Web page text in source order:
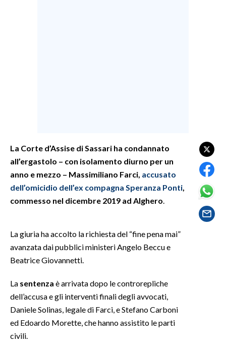
TENNIS
ALTRI SPORT
CULTURA
GOSSIP
SALUTE
SARDEGNA TURISMO
SARDI NEL MONDO
NOTIZIE
EVENTI
La Corte d’Assise di Sassari ha condannato
all’ergastolo – con isolamento diurno per un
anno e mezzo – Massimiliano Farci, accusato
dell’omicidio dell’ex compagna Speranza Ponti
commesso nel dicembre 2019 ad Alghero
La giuria ha accolto la richiesta del “fine pena mai”
avanzata dai pubblici ministeri Angelo Beccu e
Beatrice Giovannetti.
La sentenza è arrivata dopo le controrepliche
dell’accusa e gli interventi finali degli avvocati,
Daniele Solinas, legale di Farci, e Stefano Carboni
ed Edoardo Morette, che hanno assistito le parti
civili.